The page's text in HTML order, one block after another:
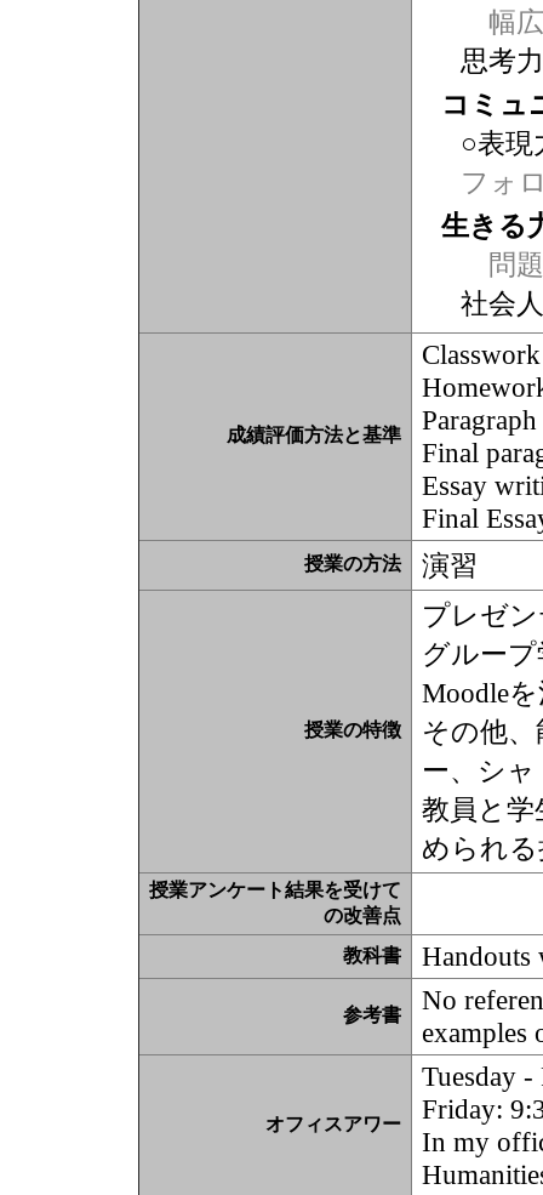
幅
思考力
コミュ
○表現
フォ
生きる
問題
社会
成績評価方法と基準
Final
Essay
Final
授業の方法 演習
授業の特徴
プレゼ
グルー
Moodle
その他
ー、シ
教員と
められ
授業アンケート結果を受けて
の改善点
教科書
Handouts
参考書
No
examples
オフィスアワー
Tuesday
Friday:
In my